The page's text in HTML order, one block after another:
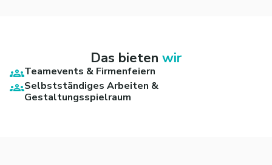
Das bieten wir
Teamevents & Firmenfeiern
Selbstständiges Arbeiten &
Gestaltungsspielraum